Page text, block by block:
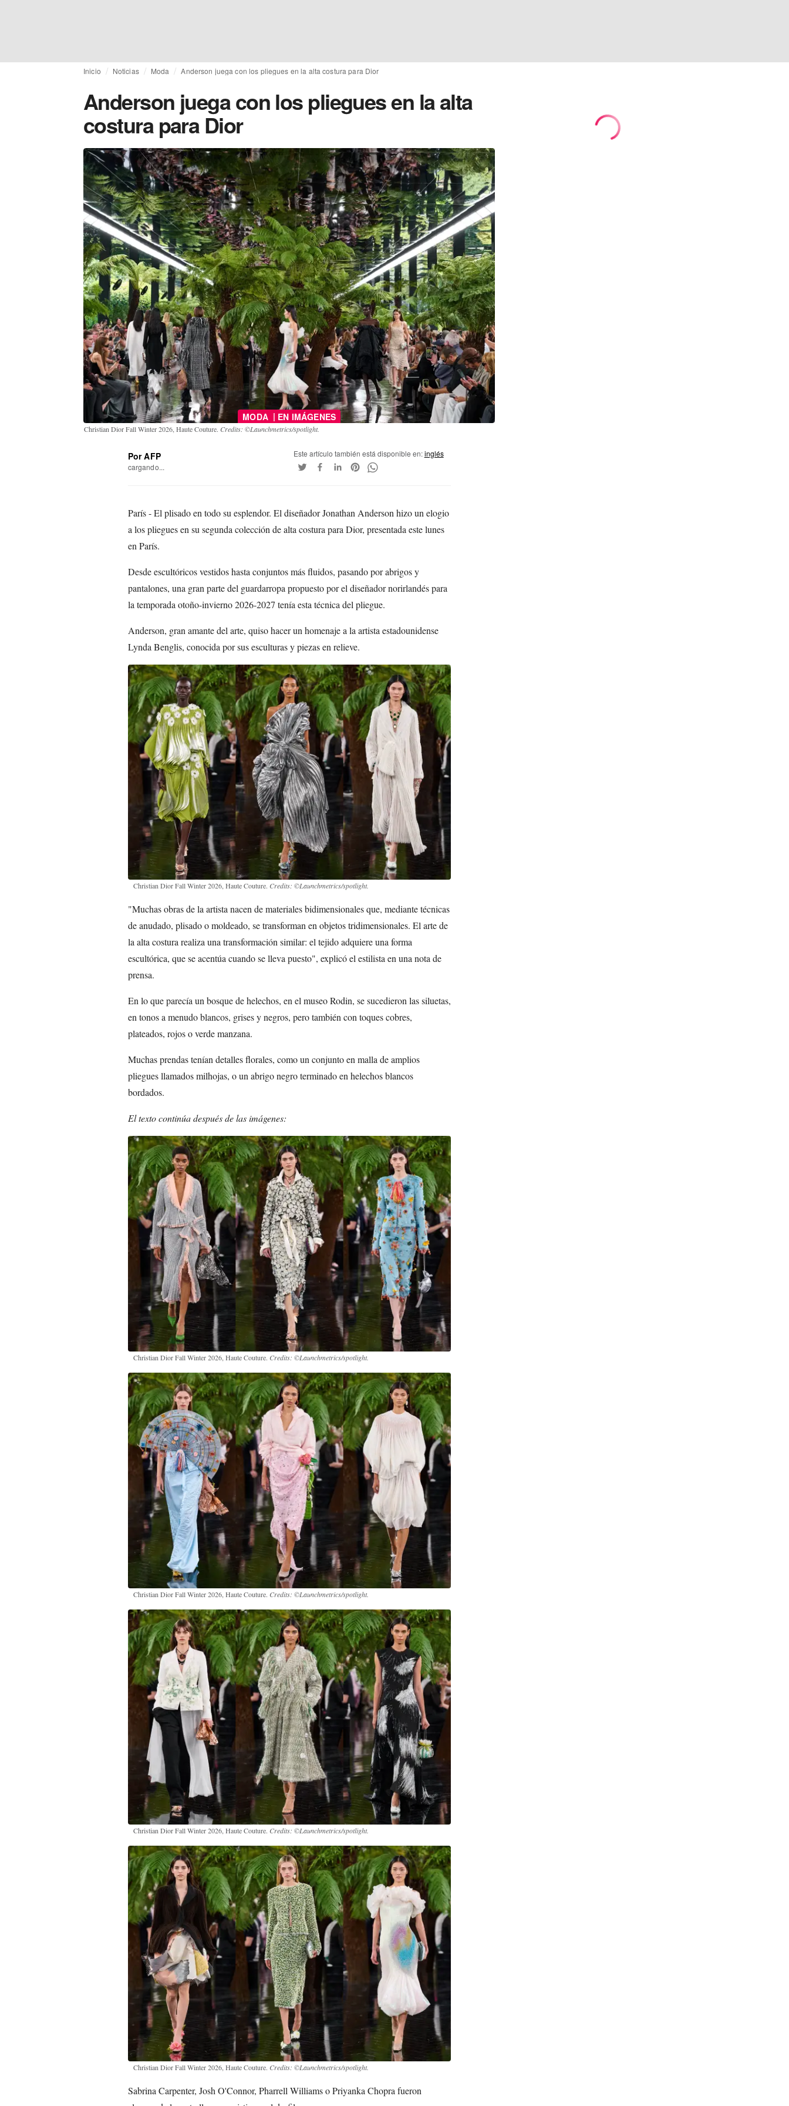
Inicio Noticias Moda Anderson juega con los pliegues en la alta costura para Dior
Anderson juega con los pliegues en la alta
costura para Dior
MODA | EN IMÁGENES
Christian Dior Fall Winter 2026, Haute Couture. Credits: ©Launchmetrics/spotlight.
Por AFP
cargando...
Este artículo también está disponible en:inglés
París - El plisado en todo su esplendor. El diseñador Jonathan Anderson hizo un elogio
a los pliegues en su segunda colección de alta costura para Dior, presentada este lunes
en París.
Desde escultóricos vestidos hasta conjuntos más fluidos, pasando por abrigos y
pantalones, una gran parte del guardarropa propuesto por el diseñador norirlandés para
la temporada otoño-invierno 2026-2027 tenía esta técnica del pliegue.
Anderson, gran amante del arte, quiso hacer un homenaje a la artista estadounidense
Lynda Benglis, conocida por sus esculturas y piezas en relieve.
Christian Dior Fall Winter 2026, Haute Couture. Credits: ©Launchmetrics/spotlight.
"Muchas obras de la artista nacen de materiales bidimensionales que, mediante técnicas
de anudado, plisado o moldeado, se transforman en objetos tridimensionales. El arte de
la alta costura realiza una transformación similar: el tejido adquiere una forma
escultórica, que se acentúa cuando se lleva puesto", explicó el estilista en una nota de
prensa.
En lo que parecía un bosque de helechos, en el museo Rodin, se sucedieron las siluetas,
en tonos a menudo blancos, grises y negros, pero también con toques cobres,
plateados, rojos o verde manzana.
Muchas prendas tenían detalles florales, como un conjunto en malla de amplios
pliegues llamados milhojas, o un abrigo negro terminado en helechos blancos
bordados.
El texto continúa después de las imágenes:
Christian Dior Fall Winter 2026, Haute Couture. Credits: ©Launchmetrics/spotlight.
Christian Dior Fall Winter 2026, Haute Couture. Credits: ©Launchmetrics/spotlight.
Christian Dior Fall Winter 2026, Haute Couture. Credits: ©Launchmetrics/spotlight.
Christian Dior Fall Winter 2026, Haute Couture. Credits: ©Launchmetrics/spotlight.
Sabrina Carpenter, Josh O'Connor, Pharrell Williams o Priyanka Chopra fueron